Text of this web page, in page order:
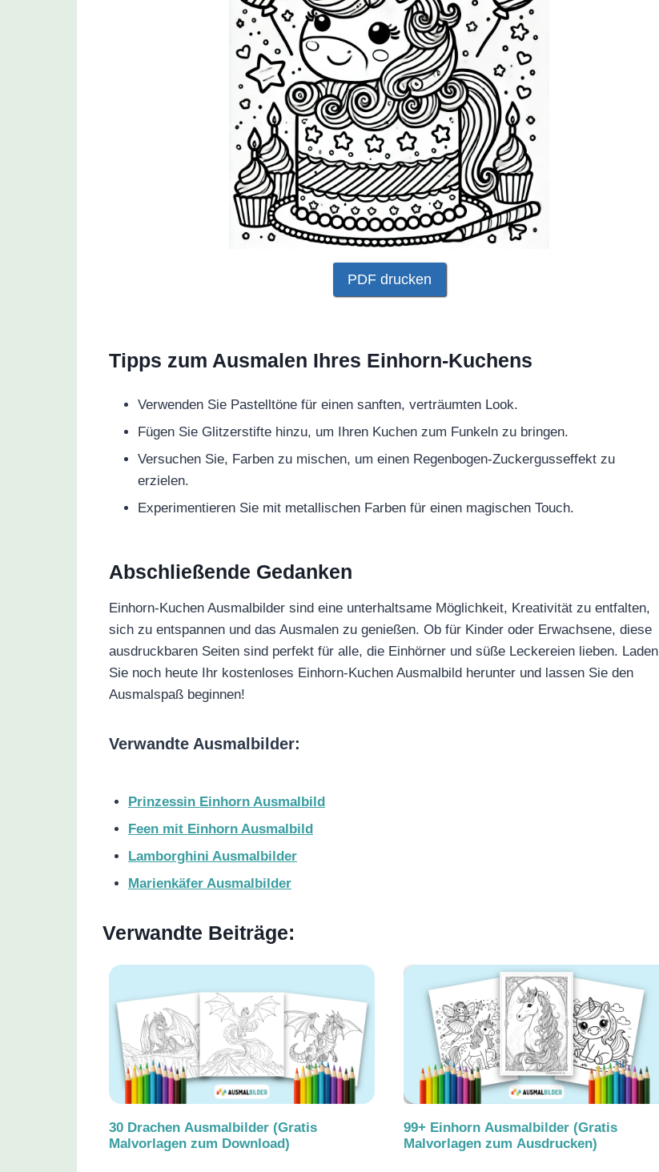
PDF drucken
Tipps zum Ausmalen Ihres Einhorn-Kuchens
Verwenden Sie Pastelltöne für einen sanften, verträumten Look.
Fügen Sie Glitzerstifte hinzu, um Ihren Kuchen zum Funkeln zu bringen.
Versuchen Sie, Farben zu mischen, um einen Regenbogen-Zuckergusseffekt zu
erzielen.
Experimentieren Sie mit metallischen Farben für einen magischen Touch.
Abschließende Gedanken
Einhorn-Kuchen Ausmalbilder sind eine unterhaltsame Möglichkeit, Kreativität zu entfalten,
sich zu entspannen und das Ausmalen zu genießen. Ob für Kinder oder Erwachsene, diese
ausdruckbaren Seiten sind perfekt für alle, die Einhörner und süße Leckereien lieben. Laden
Sie noch heute Ihr kostenloses Einhorn-Kuchen Ausmalbild herunter und lassen Sie den
Ausmalspaß beginnen!
Verwandte Ausmalbilder:
Prinzessin Einhorn Ausmalbild
Feen mit Einhorn Ausmalbild
Lamborghini Ausmalbilder
Marienkäfer Ausmalbilder
Verwandte Beiträge:
30 Drachen Ausmalbilder (Gratis
Malvorlagen zum Download)
99+ Einhorn Ausmalbilder (Gratis
Malvorlagen zum Ausdrucken)